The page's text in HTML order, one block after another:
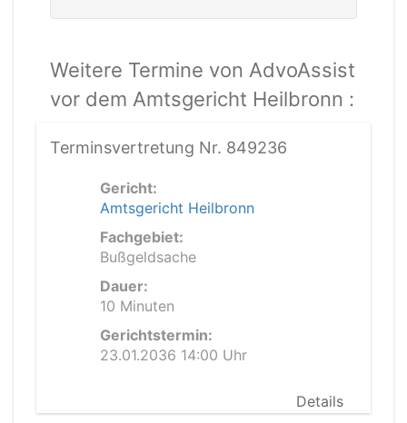
Weitere Termine von AdvoAssist
vor dem Amtsgericht Heilbronn :
Terminsvertretung Nr. 849236
Gericht:
Amtsgericht Heilbronn
Fachgebiet:
Bußgeldsache
Dauer:
10 Minuten
Gerichtstermin:
23.01.2036 14:00 Uhr
Details